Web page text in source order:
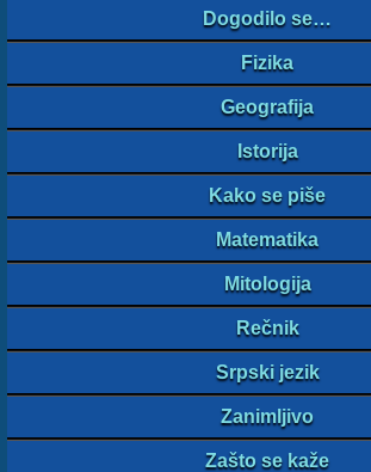
Dogodilo se…
Fizika
Geografija
Istorija
Kako se piše
Matematika
Mitologija
Rečnik
Srpski jezik
Zanimljivo
Zašto se kaže